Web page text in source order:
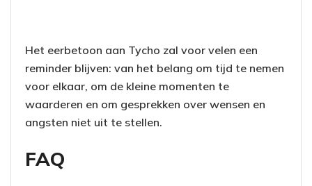
Het eerbetoon aan Tycho zal voor velen een
reminder blijven: van het belang om tijd te nemen
voor elkaar, om de kleine momenten te
waarderen en om gesprekken over wensen en
angsten niet uit te stellen.
FAQ